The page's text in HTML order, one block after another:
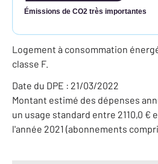
Émissions de CO2 très importantes
Logement à consommation
classe F.
Date du DPE : 21/03/2022
Montant estimé des dépenses
un usage standard entre 2110,0 €
l'année 2021 (abonnements